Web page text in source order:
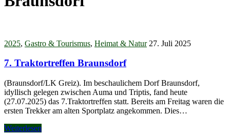
2025, Gastro & Tourismus, Heimat & Natur 27. Juli 2025
7. Traktortreffen Braunsdorf
(Braunsdorf/LK Greiz). Im beschaulichem Dorf Braunsdorf,
idyllisch gelegen zwischen Auma und Triptis, fand heute
(27.07.2025) das 7.Traktortreffen statt. Bereits am Freitag waren die
ersten Trekker am alten Sportplatz angekommen. Dies…
Weiterlesen